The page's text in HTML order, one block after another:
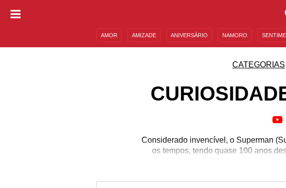
AMOR AMIZADE ANIVERSÁRIO NAMORO
CATEGORIAS
Considerado invencível, o Superman
os tempos, tendo quase 100 anos
franquia da DC Comics, o homem de
mais de 15 mil quadrinhos? E que não